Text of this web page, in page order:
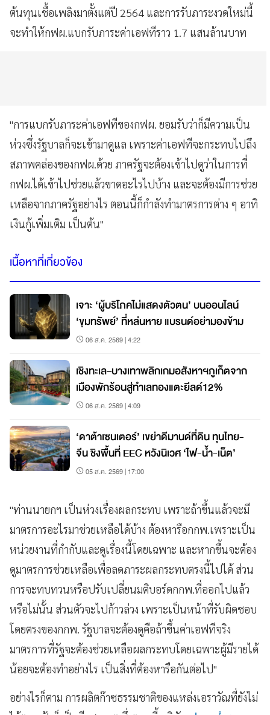
ต้นทุนเชื้อเพลิงมาตั้งแต่ปี 2564 และการรับภาระงวดใหม่นี้
จะทำให้กฟผ.แบกรับภาระค่าเอฟทีราว 1.7 แสนล้านบาท
"การแบกรับภาระค่าเอฟทีของกฟผ. ยอมรับว่าก็มีความเป็น
ห่วงซึ่งรัฐบาลก็จะเข้ามาดูแล เพราะค่าเอฟทีจะกระทบไปถึง
สภาพคล่องของกฟผ.ด้วย ภาครัฐจะต้องเข้าไปดูว่าในการที่
กฟผ.ได้เข้าไปช่วยแล้วขาดอะไรไปบ้าง และจะต้องมีการช่วย
เหลือจากภาครัฐอย่างไร ตอนนี้ก็กำลังทำมาตรการต่าง ๆ อาทิ
เงินกู้เพิ่มเติม เป็นต้น"
เนื้อหาที่เกี่ยวข้อง
เจาะ ‘ผู้บริโภคไม่แสดงตัวตน’ บนออนไลน์
‘ขุมทรัพย์’ ที่หล่นหาย แบรนด์อย่ามองข้าม
06 ส.ค. 2569 | 4:22
เชิงทะเล–บางเทาพลิกเกมอสังหาฯภูเก็ตจาก
เมืองพักร้อนสู่ทำเลทองแตะยีลด์12%
06 ส.ค. 2569 | 4:09
‘ดาต้าเซนเตอร์’ เขย่าดีมานด์ที่ดิน ทุนไทย-
จีน ชิงพื้นที่ EEC หวังนิเวศ ‘ไฟ-น้ำ-เน็ต’
05 ส.ค. 2569 | 17:00
"ท่านนายกฯ เป็นห่วงเรื่องผลกระทบ เพราะถ้าขึ้นแล้วจะมี
มาตรการอะไรมาช่วยเหลือได้บ้าง ต้องหารือกกพ.เพราะเป็น
หน่วยงานที่กำกับและดูเรื่องนี้โดยเฉพาะ และหากขึ้นจะต้อง
ดูมาตรการช่วยเหลือเพื่อลดภาระผลกระทบตรงนี้ไปได้ ส่วน
การจะทบทวนหรือปรับเปลี่ยนมติบอร์ดกกพ.ที่ออกไปแล้ว
หรือไม่นั้น ส่วนตัวจะไปก้าวล่วง เพราะเป็นหน้าที่รับผิดชอบ
โดยตรงของกกพ. รัฐบาลจะต้องดูคือถ้าขึ้นค่าเอฟทีจริง
มาตรการที่รัฐจะต้องช่วยเหลือผลกระทบโดยเฉพาะผู้มีรายได้
น้อยจะต้องทำอย่างไร เป็นสิ่งที่ต้องหารือกันต่อไป"
อย่างไรก็ตาม การผลิตก๊าซธรรมชาติของแหล่งเอราวัณที่ยังไม่